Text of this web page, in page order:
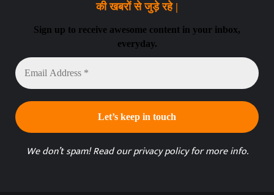
की खबरों से जुड़े रहे |
Sign up to receive awesome content in your inbox,
everyday.
Email
Address
*
We don’t spam! Read ourprivacy policyfor more info.